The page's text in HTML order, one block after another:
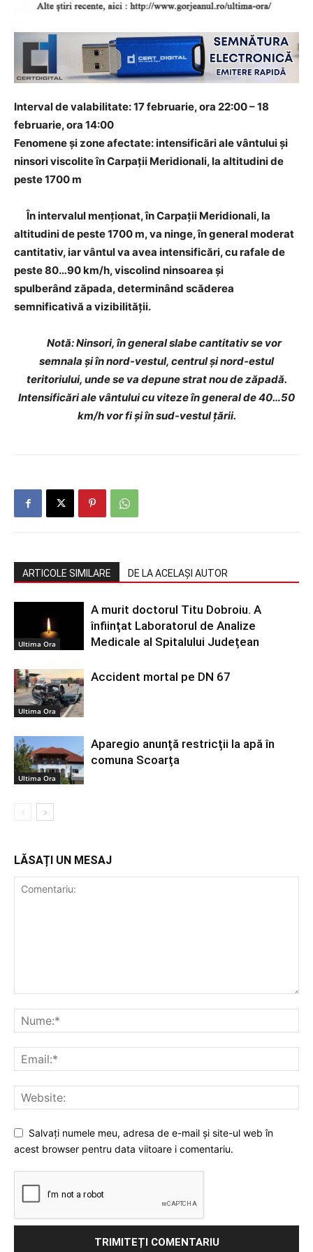
Interval de valabilitate: 17 februarie, ora 22:00 – 18
februarie, ora 14:00
Fenomene și zone afectate: intensificări ale vântului și
ninsori viscolite în Carpații Meridionali, la altitudini de
peste 1700 m
În intervalul menționat, în Carpații Meridionali, la
altitudini de peste 1700 m, va ninge, în general moderat
cantitativ, iar vântul va avea intensificări, cu rafale de
peste 80…90 km/h, viscolind ninsoarea și
spulberând zăpada, determinând scăderea
semnificativă a vizibilității.
Notă:Ninsori, în general slabe cantitativ se vor
semnala și în nord-vestul, centrul și nord-estul
teritoriului, unde se va depune strat nou de zăpadă.
Intensificări ale vântuluicu viteze în general de 40…50
km/h vor fi și în sud-vestul țării.
ARTICOLE SIMILARE DE LA ACELAȘI AUTOR
Ultima Ora
A murit doctorul Titu Dobroiu. A
înființat Laboratorul de Analize
Medicale al Spitalului Județean
Ultima Ora
Accident mortal pe DN 67
Ultima Ora
Aparegio anunță restricții la apă în
comuna Scoarța
LĂSAȚI UN MESAJ
Salvați numele meu, adresa de e-mail și site-ul web în
acest browser pentru data viitoare i comentariu.